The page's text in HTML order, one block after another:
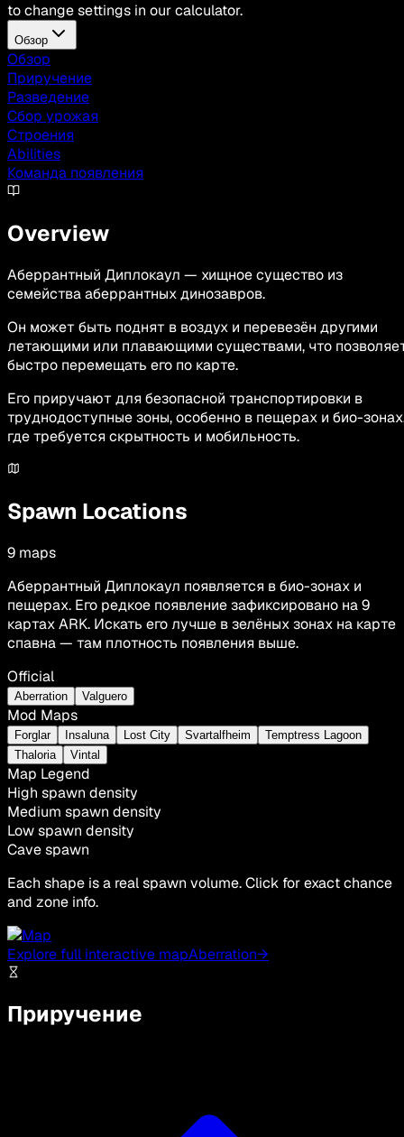
to change settings in our calculator.
Обзор
Обзор
Приручение
Разведение
Сбор урожая
Строения
Abilities
Команда появления
Overview
Аберрантный Диплокаул — хищное существо из
семейства аберрантных динозавров.
Он может быть поднят в воздух и перевезён другими
летающими или плавающими существами, что
быстро перемещать его по карте.
Его приручают для безопасной транспортировки в
труднодоступные зоны, особенно в пещерах и био-
где требуется скрытность и мобильность.
Spawn Locations
9 maps
Аберрантный Диплокаул появляется в био-зонах и
пещерах. Его редкое появление зафиксировано на 9
картах ARK. Искать его лучше в зелёных зонах на карте
спавна — там плотность появления выше.
Official
Aberration Valguero
Mod Maps
Forglar Insaluna Lost City Svartalfheim
Temptress Lagoon
Thaloria
Vintal
Map Legend
High spawn density
Medium spawn density
Low spawn density
Cave spawn
Each shape is a real spawn volume. Click for exact chance
and zone info.
Explore full interactive mapAberration→
Приручение